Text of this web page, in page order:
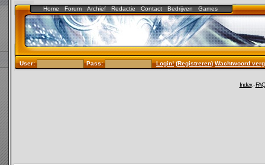
Home Forum Archief Redactie Contact Bedrijven Games
User: Pass: Login!(Registreren)Wachtwoord
Index-FAQ